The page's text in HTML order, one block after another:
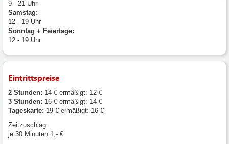
9 - 21 Uhr
Samstag:
12 - 19 Uhr
Sonntag + Feiertage:
12 - 19 Uhr
Eintrittspreise
2 Stunden: 14 € ermäßigt: 12 €
3 Stunden: 16 € ermäßigt: 14 €
Tageskarte: 19 € ermäßigt: 16 €
Zeitzuschlag:
je 30 Minuten 1,- €